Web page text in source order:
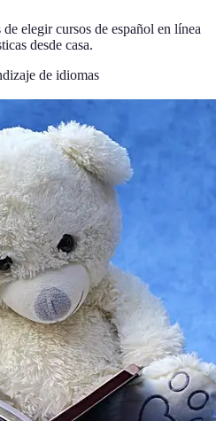
elegir cursos de español en línea
desde casa.
de idiomas